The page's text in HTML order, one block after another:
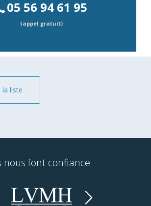
05 56 94 61 95
(appel gratuit)
la liste
nous font confiance